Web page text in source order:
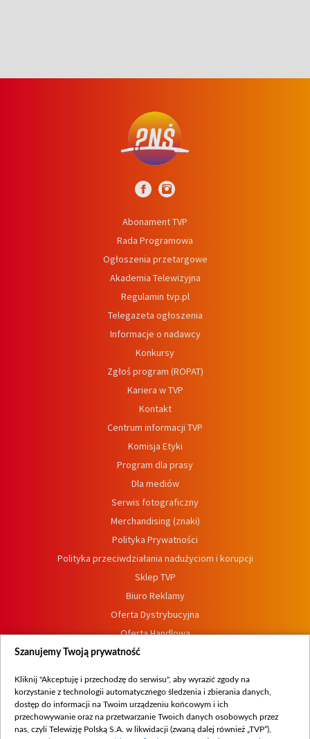
Abonament TVP
Rada Programowa
Ogłoszenia przetargowe
Akademia Telewizyjna
Regulamin tvp.pl
Telegazeta ogłoszenia
Informacje o nadawcy
Konkursy
Zgłoś program (ROPAT)
Kariera w TVP
Kontakt
Centrum informacji TVP
Komisja Etyki
Program dla prasy
Dla mediów
Serwis fotograficzny
Merchandising (znaki)
Polityka Prywatności
Polityka przeciwdziałania nadużyciom i korupcji
Sklep TVP
Biuro Reklamy
Oferta Dystrybucyjna
Oferta Handlowa
Dostępność
Procedura zgłoszeń wewnętrznych
Szanujemy Twoją prywatność
Kliknij "Akceptuję i przechodzę do serwisu", aby wyrazić zgody na
korzystanie z technologii automatycznego śledzenia i zbierania danych,
dostęp do informacji na Twoim urządzeniu końcowym i ich
przechowywanie oraz na przetwarzanie Twoich danych osobowych przez
nas, czyli Telewizję Polską S.A. w likwidacji (zwaną dalej również „TVP”),